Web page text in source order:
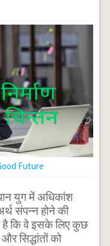
Future
युग में अधिकांश
संपन्न होने की
है कि वे इसके लिए कुछ
सिद्धांतों को